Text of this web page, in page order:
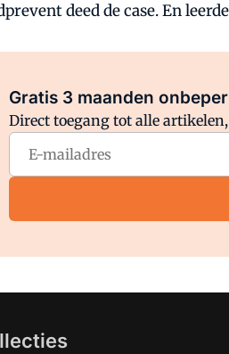
deed de case. En
Gratis 3 maanden
Direct toegang tot alle